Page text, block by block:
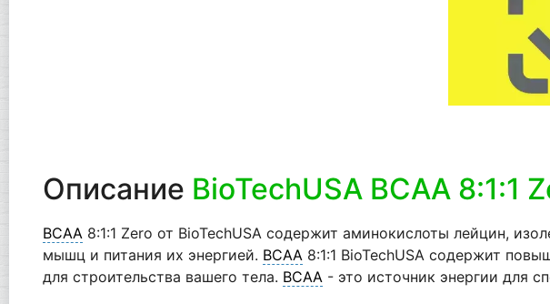
Описание BioTechUSA BCAA 8:1:1
BCAA8:1:1 Zero от BioTechUSA содержит аминокислоты лейцин,
мышц и питания их энергией. ВСАА8:1:1 BioTechUSA содержит
для строительства вашего тела. BCAA- это источник энергии для